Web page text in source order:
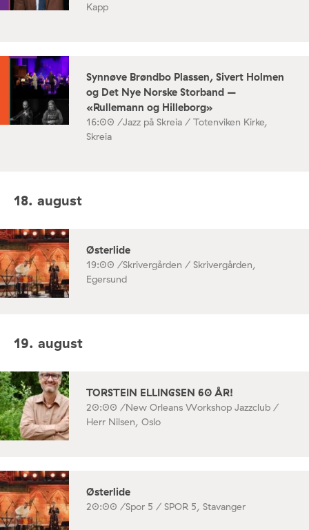
Kapp
Synnøve Brøndbo Plassen, Sivert Holmen
og Det Nye Norske Storband –
«Rullemann og Hilleborg»
16:00 /Jazz på Skreia / Totenviken Kirke,
Skreia
18. august
Østerlide
19:00 /Skrivergården / Skrivergården,
Egersund
19. august
TORSTEIN ELLINGSEN 60 ÅR!
20:00 /New Orleans Workshop Jazzclub /
Herr Nilsen, Oslo
Østerlide
20:00 /Spor 5 / SPOR 5, Stavanger